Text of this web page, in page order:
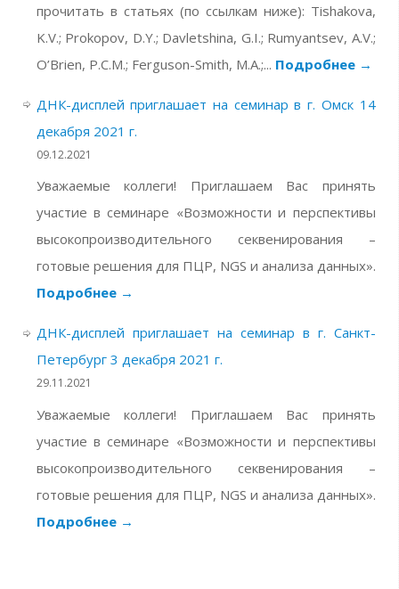
прочитать в статьях (по ссылкам ниже): Tishakova,
K.V.; Prokopov, D.Y.; Davletshina, G.I.; Rumyantsev, A.V.;
O’Brien, P.C.M.; Ferguson-Smith, M.A.;... Подробнее →
ДНК-дисплей приглашает на семинар в г. Омск 14
декабря 2021 г.
09.12.2021
Уважаемые коллеги! Приглашаем Вас принять
участие в семинаре «Возможности и перспективы
высокопроизводительного секвенирования –
готовые решения для ПЦР, NGS и анализа данных».
Подробнее →
ДНК-дисплей приглашает на семинар в г. Санкт-
Петербург 3 декабря 2021 г.
29.11.2021
Уважаемые коллеги! Приглашаем Вас принять
участие в семинаре «Возможности и перспективы
высокопроизводительного секвенирования –
готовые решения для ПЦР, NGS и анализа данных».
Подробнее →